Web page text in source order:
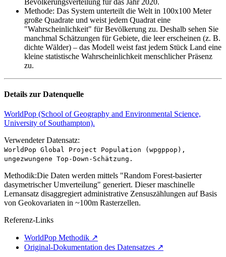
Methode: Das System unterteilt die Welt in 100x100 Meter
große Quadrate und weist jedem Quadrat eine
"Wahrscheinlichkeit" für Bevölkerung zu. Deshalb sehen Sie
manchmal Schätzungen für Gebiete, die leer erscheinen (z. B.
dichte Wälder) – das Modell weist fast jedem Stück Land eine
kleine statistische Wahrscheinlichkeit menschlicher Präsenz
zu.
Details zur Datenquelle
WorldPop (School of Geography and Environmental Science,
University of Southampton).
Verwendeter Datensatz:
WorldPop Global Project Population (wpgppop),
ungezwungene Top-Down-Schätzung.
Methodik:Die Daten werden mittels "Random Forest-basierter
dasymetrischer Umverteilung" generiert. Dieser maschinelle
Lernansatz disaggregiert administrative Zensuszählungen auf Basis
von Geokovariaten in ~100m Rasterzellen.
Referenz-Links
WorldPop Methodik ↗
Original-Dokumentation des Datensatzes ↗